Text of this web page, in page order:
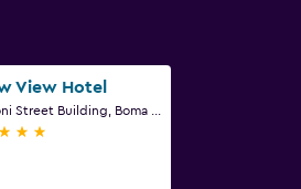
View Hotel
3 estrellas